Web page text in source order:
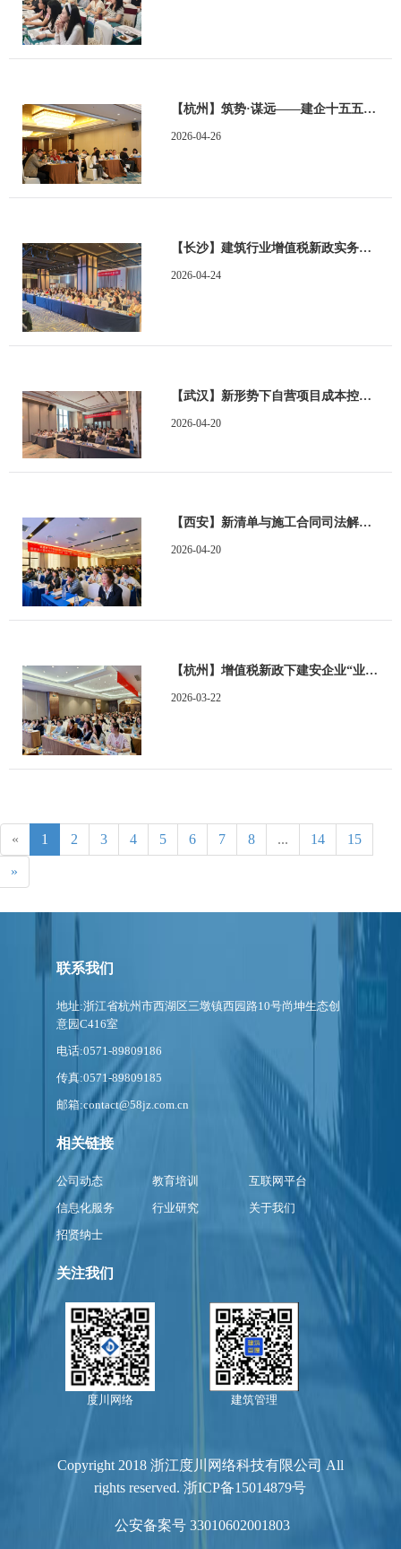
【杭州】筑势·谋远——建企十五五破局与高质量发展培训班顺利举办
2026-04-26
【长沙】建筑行业增值税新政实务运用与风险防范及2026企业所得税汇算清缴实务培训班顺利举办
2026-04-24
【武汉】新形势下自营项目成本控制与利润提升实战顺利举办顺利举办
2026-04-20
【西安】新清单与施工合同司法解释（二）深度解读暨建设工程合同风险点、结算、索赔、审计、财评及司法鉴定审理实务专题培训班顺利举办
2026-04-20
【杭州】增值税新政下建安企业“业财税”全流程重塑实战运用及合同涉税风险防控培训班顺利举办
2026-03-22
« 1 2 3 4 5 6 7 8 ... 14 15
»
联系我们
地址:浙江省杭州市西湖区三墩镇西园路10号尚坤生态创
意园C416室
电话:0571-89809186
传真:0571-89809185
邮箱:contact@58jz.com.cn
相关链接
公司动态 教育培训
互联网平台
信息化服务
行业研究
关于我们
招贤纳士
关注我们
度川网络 建筑管理
Copyright 2018 浙江度川网络科技有限公司 All
rights reserved.浙ICP备15014879号
公安备案号 33010602001803